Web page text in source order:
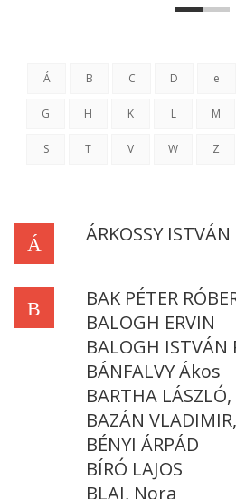
Á B C D e
G H K L M
S T V W Z
Á ÁRKOSSY ISTVÁN
B
BAK PÉTER
BALOGH ERVIN
BALOGH ISTVÁN
BÁNFALVY Ákos
BARTHA
BAZÁN
BÉNYI ÁRPÁD
BÍRÓ LAJOS
BLAJ, Nora